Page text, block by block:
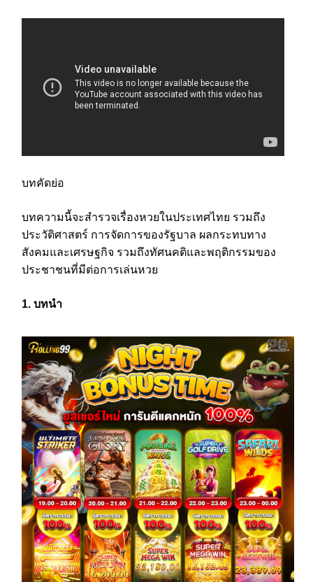
บทคัดย่อ
บทความนี้จะสำรวจเรื่องหวยในประเทศไทย รวมถึง
ประวัติศาสตร์ การจัดการของรัฐบาล ผลกระทบทาง
สังคมและเศรษฐกิจ รวมถึงทัศนคติและพฤติกรรมของ
ประชาชนที่มีต่อการเล่นหวย
1. บทนำ